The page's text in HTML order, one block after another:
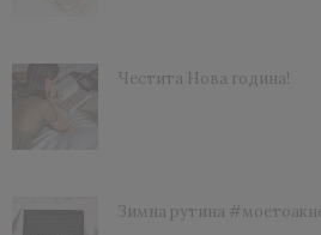
Честита Нова година!
Зимна рутина #моетоакне